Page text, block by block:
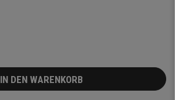
IN DEN WARENKORB